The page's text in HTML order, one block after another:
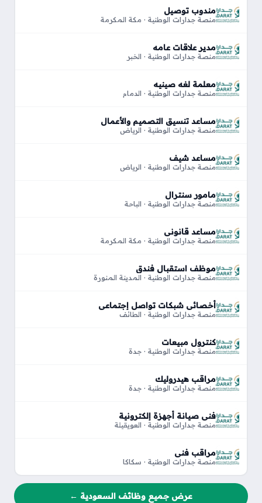
مندوب توصيل
منصة جدارات الوطنية · مكة المكرمة
مدير علاقات عامه
منصة جدارات الوطنية · الخبر
معلمة لغه صينيه
منصة جدارات الوطنية · الدمام
مساعد تنسيق التصميم والأعمال
منصة جدارات الوطنية · الرياض
مساعد شيف
منصة جدارات الوطنية · الرياض
مامور سنترال
منصة جدارات الوطنية · الباحة
مساعد قانوني
منصة جدارات الوطنية · مكة المكرمة
موظف استقبال فندق
منصة جدارات الوطنية · المدينة المنورة
أخصائي شبكات تواصل إجتماعي
منصة جدارات الوطنية · الطائف
كنترول مبيعات
منصة جدارات الوطنية · جدة
مراقب هيدروليك
منصة جدارات الوطنية · جدة
فني صيانة أجهزة إلكترونية
منصة جدارات الوطنية · العويقيلة
مراقب فني
منصة جدارات الوطنية · سكاكا
عرض جميع وظائف السعودية ←